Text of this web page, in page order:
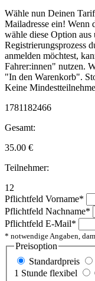
Wähle nun Deinen
Mailadresse ein! Wenn
wähle diese Option
Registrierungsprozess
anmelden möchtest,
Fahrer:innen" nutzen.
"In den Warenkorb".
Keine
1781182466
Gesamt:
35.00 €
Teilnehmer:
12
Pflichtfeld Vorname*
Pflichtfeld Nachname*
Pflichtfeld E-Mail*
* notwendige Angaben,
Preisoption
Standardpreis
1 Stunde flexibel